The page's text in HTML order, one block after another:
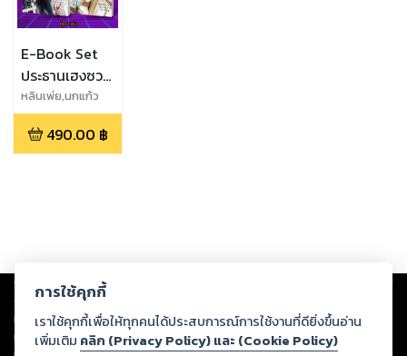
E-Book Set
ประธานเฮงซวย
นกของคุณบิน
ไปแล้ว (ชุด 2
เล่ม)
หลินเพ่ย,นกแก้ว
490.00 ฿
Copyright © 2026
ต่อผลงานหรือเนื้อหาใดที่อัปโหลดผ่านเว็บไซต์และปรากฏว่าละเมิดสิทธิใน
ทรัพย์สินทางปัญญาของบุคคลอื่นหรือขัดต่อกฎหมายและศีลธรรม ดังนั้น ผู้อ่าน
ทุกท่านโปรดใช้วิจารณญาณในการกลั่นกรองด้วยตนเอง และหากท่านพบว่าส่วน
การใช้คุกกี้
เราใช้คุกกี้เพื่อให้ทุกคนได้ประสบการณ์การใช้งานที่ดียิ่งขึ้นอ่าน
เพิ่มเติม คลิก (Privacy Policy) และ (Cookie Policy)